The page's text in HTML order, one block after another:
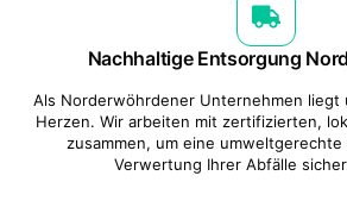
Nachhaltige Entsorgung
Als Norderwöhrdener Unternehmen liegt
Herzen. Wir arbeiten mit zertifizierten,
zusammen, um eine
Verwertung Ihrer Abfälle